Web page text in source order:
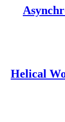
Helical